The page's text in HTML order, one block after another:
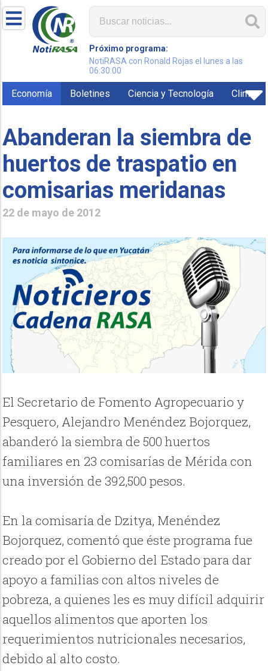
Próximo programa:
NotiRASA con Ronald Rojas el lunes a las
06:30:00
Economía Boletines Ciencia y Tecnología Clima
Abanderan la siembra de
huertos de traspatio en
comisarias meridanas
22 de mayo de 2012
El Secretario de Fomento Agropecuario y
Pesquero, Alejandro Menéndez Bojorquez,
abanderó la siembra de 500 huertos
familiares en 23 comisarías de Mérida con
una inversión de 392,500 pesos.
En la comisaría de Dzitya, Menéndez
Bojorquez, comentó que éste programa fue
creado por el Gobierno del Estado para dar
apoyo a familias con altos niveles de
pobreza, a quienes les es muy difícil adquirir
aquellos alimentos que aporten los
requerimientos nutricionales necesarios,
debido al alto costo.